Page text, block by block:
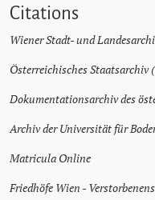
Citations
Wiener Stadt- und
Österreichisches Staatsarchiv
Dokumentationsarchiv des
Archiv der Universität für
Matricula Online
Friedhöfe Wien -